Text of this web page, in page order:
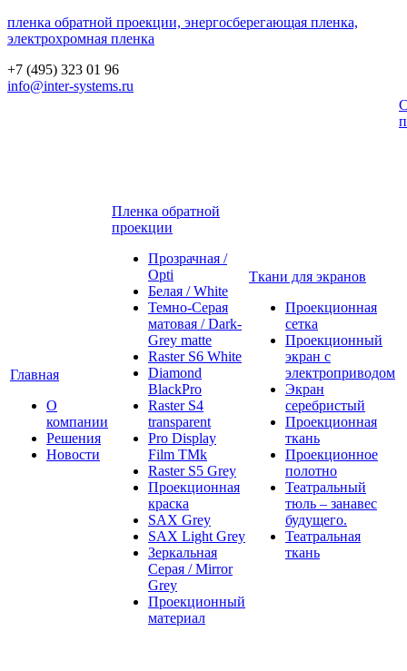
пленка обратной проекции, энергосберегающая пленка,
электрохромная пленка
+7 (495) 323 01 96
info@inter-systems.ru
Главная
О
компании
Решения
Новости
Пленка обратной
проекции
Прозрачная /
Opti
Белая / White
Темно-Серая
матовая / Dark-
Grey matte
Raster S6 White
Diamond
BlackPro
Raster S4
transparent
Pro Display
Film ТМk
Raster S5 Grey
Проекционная
краска
SAX Grey
SAX Light Grey
Зеркальная
Серая / Mirror
Grey
Проекционный
материал
Ткани для экранов
Проекционная
сетка
Проекционный
экран с
электроприводом
Экран
серебристый
Проекционная
ткань
Проекционное
полотно
Театральный
тюль – занавес
будущего.
Театральная
ткань